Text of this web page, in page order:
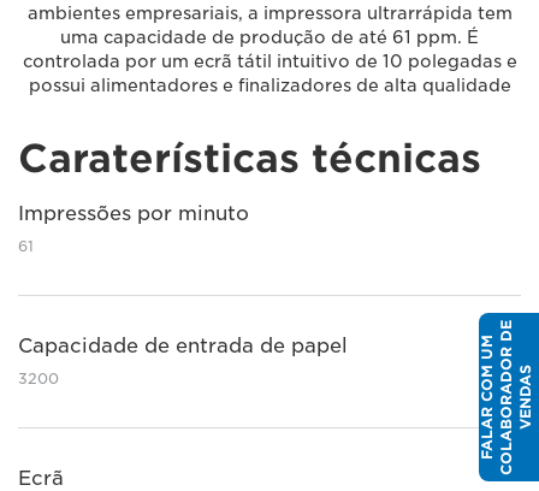
ambientes empresariais, a impressora ultrarrápida tem
uma capacidade de produção de até 61 ppm. É
controlada por um ecrã tátil intuitivo de 10 polegadas e
possui alimentadores e finalizadores de alta qualidade
Caraterísticas técnicas
Impressões por minuto
61
Capacidade de entrada de papel
3200
Ecrã
F
A
L
A
R
C
O M
U
M
C
O
L
A
B
O
R
A
D
O
R
DE
V
E
N
D
A S